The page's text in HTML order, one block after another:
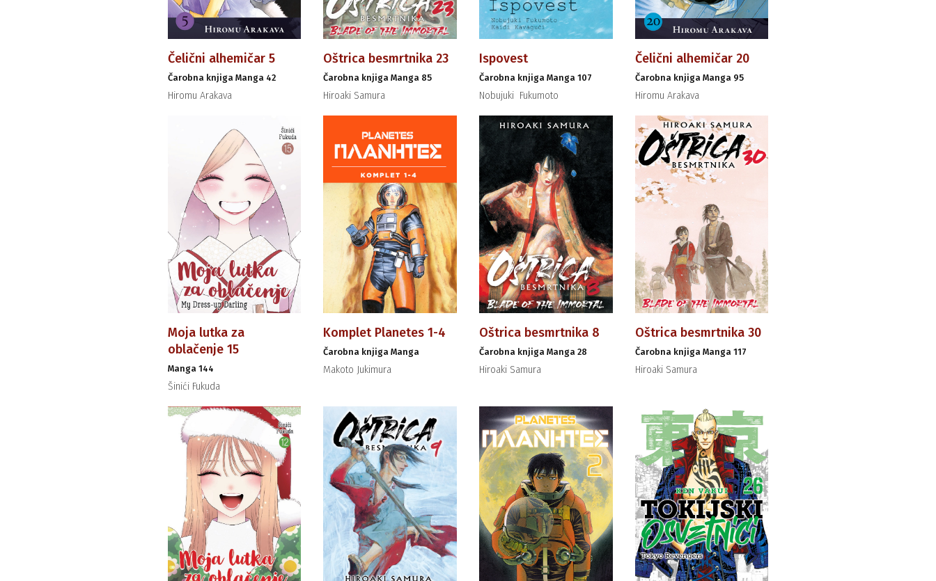
Čelični alhemičar 5
Čarobna knjiga Manga 42
Hiromu Arakava
Oštrica besmrtnika 23
Čarobna knjiga Manga 85
Hiroaki Samura
Ispovest
Čarobna knjiga Manga 107
Nobujuki Fukumoto
Čelični alhemičar 20
Čarobna knjiga Manga 95
Hiromu Arakava
Moja lutka za
oblačenje 15
Manga 144
Šinići Fukuda
Komplet Planetes 1-4
Čarobna knjiga Manga
Makoto Jukimura
Oštrica besmrtnika 8
Čarobna knjiga Manga 28
Hiroaki Samura
Oštrica besmrtnika 30
Čarobna knjiga Manga 117
Hiroaki Samura